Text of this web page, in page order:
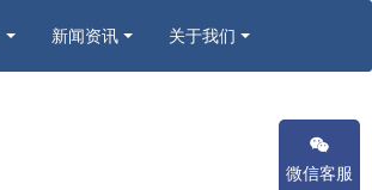
新闻资讯 关于我们
微信客服